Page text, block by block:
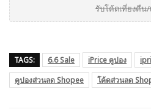
รับโค้ดเที่ยงคืน/
TAGS: 6.6 Sale iPrice คูปอง
คูปองส่วนลด Shopee
โค้ดส่วนลด